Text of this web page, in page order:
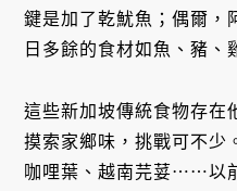
鍵是加了乾魷魚；偶爾，
日多餘的食材如魚、豬、
這些新加坡傳統食物存在
摸索家鄉味，挑戰可不少
咖哩葉、越南芫荽⋯⋯以